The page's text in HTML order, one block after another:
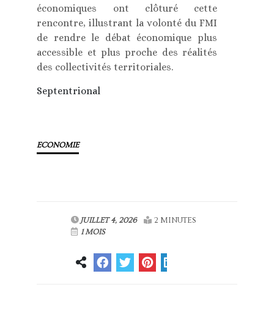
économiques ont clôturé cette
rencontre, illustrant la volonté du FMI
de rendre le débat économique plus
accessible et plus proche des réalités
des collectivités territoriales.
Septentrional
ECONOMIE
JUILLET 4, 2026
2 MINUTES
1 MOIS